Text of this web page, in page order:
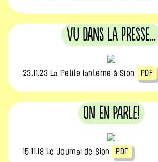
Vu dans la Presse...
23.11.23 La Petite lanterne à Sion PDF
On en parle!
15.11.18 Le Journal de Sion PDF